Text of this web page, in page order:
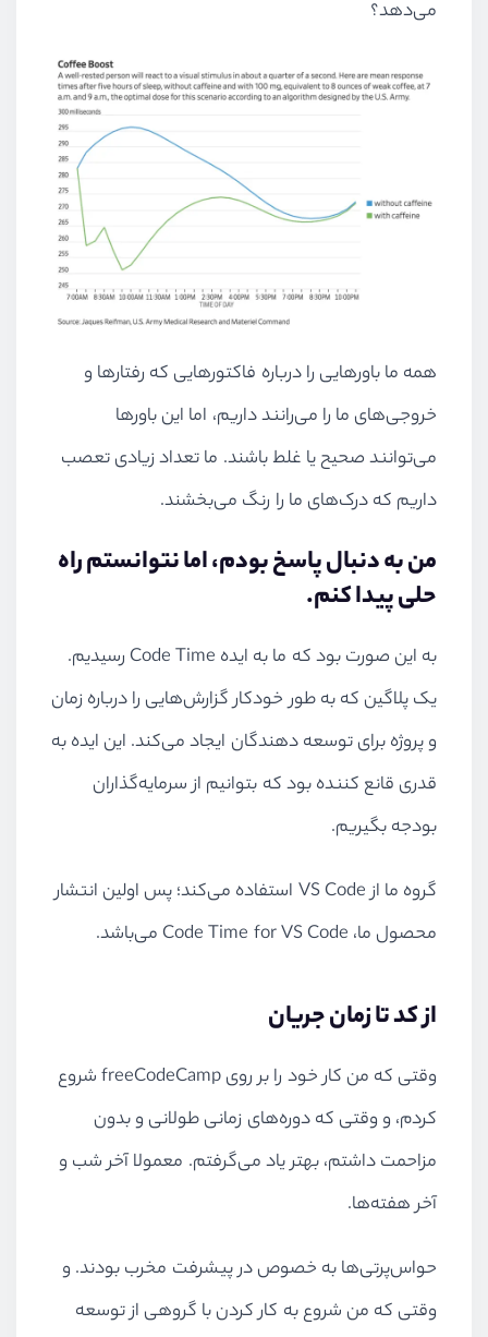
می‌دهد؟
همه ما باورهایی را درباره فاکتورهایی که رفتارها و
خروجی‌های ما را می‌رانند داریم، اما این باورها
می‌توانند صحیح یا غلط باشند. ما تعداد زیادی تعصب
داریم که درک‌های ما را رنگ می‌بخشند.
من به دنبال پاسخ بودم، اما نتوانستم راه
حلی پیدا کنم.
به این صورت بود که ما به ایده Code Time رسیدیم.
یک پلاگین که به طور خودکار گزارش‌هایی را درباره زمان
و پروژه برای توسعه دهندگان ایجاد می‌کند. این ایده به
قدری قانع کننده بود که بتوانیم از سرمایه‌گذاران
بودجه بگیریم.
گروه ما از VS Code استفاده می‌کند؛ پس اولین انتشار
محصول ما، Code Time for VS Code می‌باشد.
از کد تا زمان جریان
وقتی که من کار خود را بر روی freeCodeCamp شروع
کردم، و وقتی که دوره‌های زمانی طولانی و بدون
مزاحمت داشتم، بهتر یاد می‌گرفتم. معمولا آخر شب و
آخر هفته‌ها.
حواس‌پرتی‌ها به خصوص در پیشرفت مخرب بودند. و
وقتی که من شروع به کار کردن با گروهی از توسعه